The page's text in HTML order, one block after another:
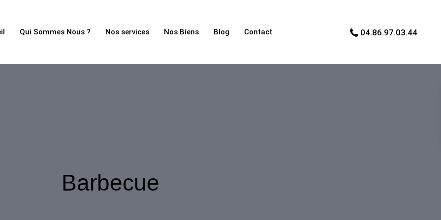
Qui Sommes Nous ? Nos services Nos Biens Blog Contact 04.86.97.03.44
Barbecue